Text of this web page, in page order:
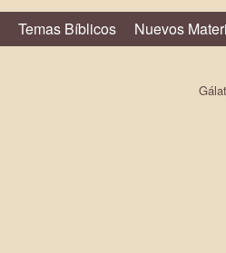
Temas Bíblicos Nuevos